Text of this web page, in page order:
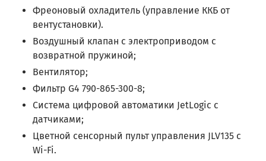
Фреоновый охладитель (управление ККБ от
вентустановки).
Воздушный клапан с электроприводом с
возвратной пружиной;
Вентилятор;
Фильтр G4 790-865-300-8;
Система цифровой автоматики JetLogic с
датчиками;
Цветной сенсорный пульт управления JLV135 c
Wi-Fi.